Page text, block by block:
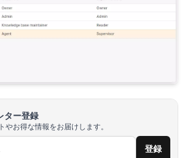
ター登録
やお得な情報をお届けします。
登録